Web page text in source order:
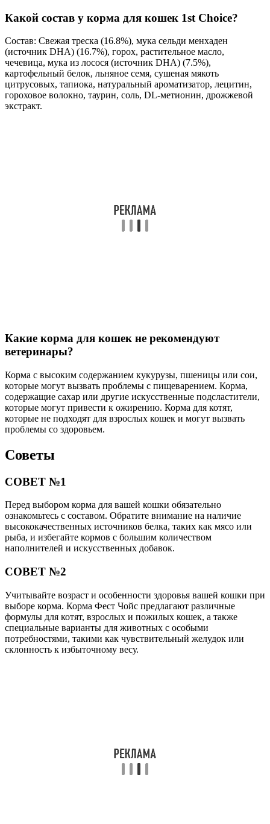
Какой состав у корма для кошек 1st Choice?
Состав: Свежая треска (16.8%), мука сельди менхаден
(источник DHA) (16.7%), горох, растительное масло,
чечевица, мука из лосося (источник DHA) (7.5%),
картофельный белок, льняное семя, сушеная мякоть
цитрусовых, тапиока, натуральный ароматизатор, лецитин,
гороховое волокно, таурин, соль, DL-метионин, дрожжевой
экстракт.
Какие корма для кошек не рекомендуют
ветеринары?
Корма с высоким содержанием кукурузы, пшеницы или сои,
которые могут вызвать проблемы с пищеварением. Корма,
содержащие сахар или другие искусственные подсластители,
которые могут привести к ожирению. Корма для котят,
которые не подходят для взрослых кошек и могут вызвать
проблемы со здоровьем.
Советы
СОВЕТ №1
Перед выбором корма для вашей кошки обязательно
ознакомьтесь с составом. Обратите внимание на наличие
высококачественных источников белка, таких как мясо или
рыба, и избегайте кормов с большим количеством
наполнителей и искусственных добавок.
СОВЕТ №2
Учитывайте возраст и особенности здоровья вашей кошки при
выборе корма. Корма Фест Чойс предлагают различные
формулы для котят, взрослых и пожилых кошек, а также
специальные варианты для животных с особыми
потребностями, такими как чувствительный желудок или
склонность к избыточному весу.